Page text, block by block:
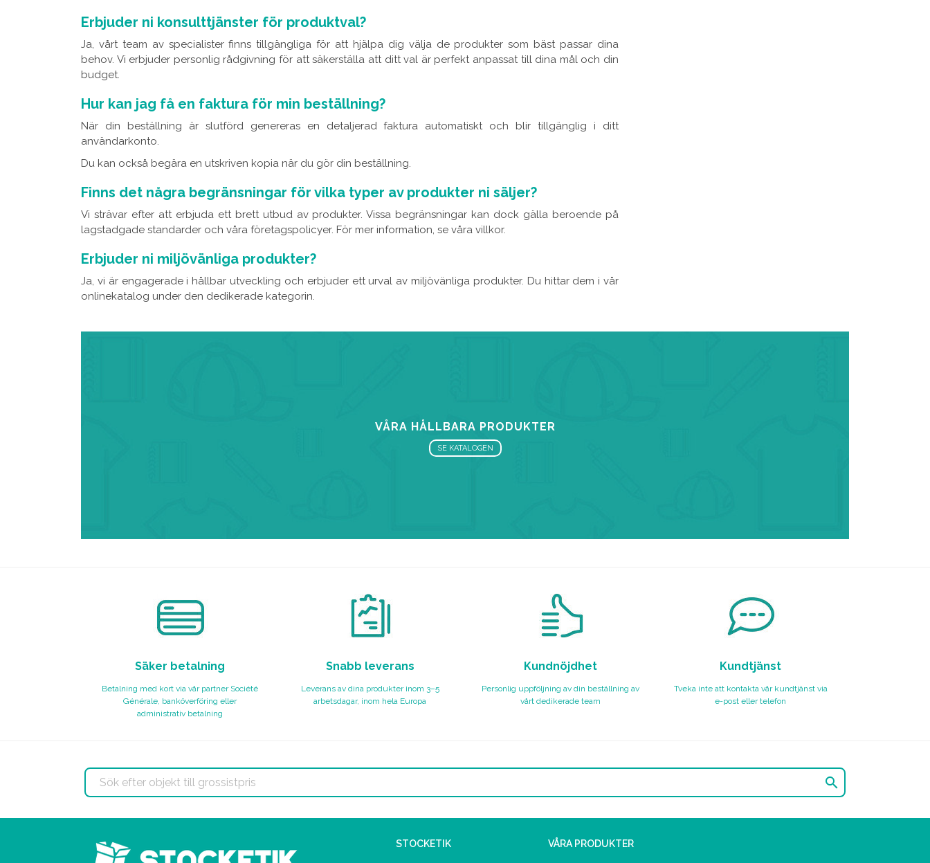
Erbjuder ni konsulttjänster för produktval?
Ja, vårt team av specialister finns tillgängliga för att hjälpa dig välja de produkter som bäst passar dina
behov. Vi erbjuder personlig rådgivning för att säkerställa att ditt val är perfekt anpassat till dina mål och din
budget.
Hur kan jag få en faktura för min beställning?
När din beställning är slutförd genereras en detaljerad faktura automatiskt och blir tillgänglig i ditt
användarkonto.
Du kan också begära en utskriven kopia när du gör din beställning.
Finns det några begränsningar för vilka typer av produkter ni säljer?
Vi strävar efter att erbjuda ett brett utbud av produkter. Vissa begränsningar kan dock gälla beroende på
lagstadgade standarder och våra företagspolicyer. För mer information, se våra villkor.
Erbjuder ni miljövänliga produkter?
Ja, vi är engagerade i hållbar utveckling och erbjuder ett urval av miljövänliga produkter. Du hittar dem i vår
onlinekatalog under den dedikerade kategorin.
VÅRA HÅLLBARA PRODUKTER
SE KATALOGEN
Säker betalning
Betalning med kort via vår partner Société
Générale, banköverföring eller
administrativ betalning
Snabb leverans
Leverans av dina produkter inom 3–5
arbetsdagar, inom hela Europa
Kundnöjdhet
Personlig uppföljning av din beställning av
vårt dedikerade team
Kundtjänst
Tveka inte att kontakta vår kundtjänst via
e-post eller telefon

STOCKETIK VÅRA PRODUKTER